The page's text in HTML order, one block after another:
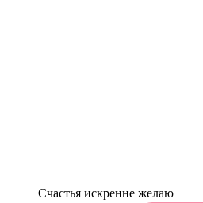
Счастья искренне желаю